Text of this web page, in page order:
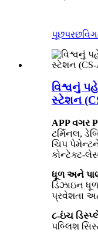
પૂછપરછ
વિશ્વનું
સ્ટેશન
APP વગર
ટર્મિનલ,
ચિપ
કોન્ટેક્ટ-
ધૂળ અને
ડિઝાઇન
પ્રવેશતા
૮-ઇંચ
પબ્લિશ